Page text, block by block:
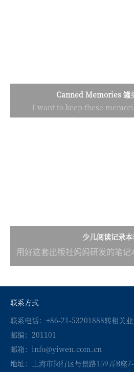
Canned Memories 罐
I want to keep these
少儿阅读记录
用好这套出版社妈妈研发的笔记
联系方式
联系电话：+86-21-53201888转相关
邮编：201101
邮箱：info@yiwen.com.cn
地址：上海市闵行区号景路159弄B座